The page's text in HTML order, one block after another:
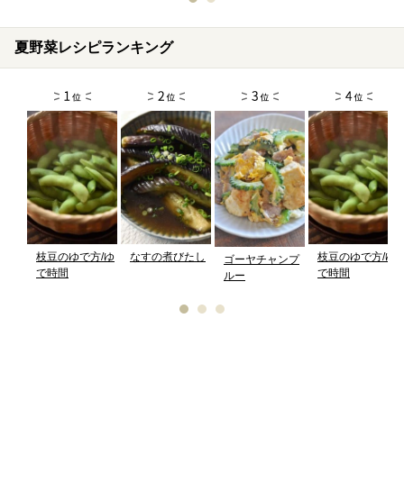
夏野菜レシピランキング
枝豆のゆで方/ゆ
で時間
なすの煮びたし
ゴーヤチャンプ
ルー
枝豆のゆで方/ゆ
で時間